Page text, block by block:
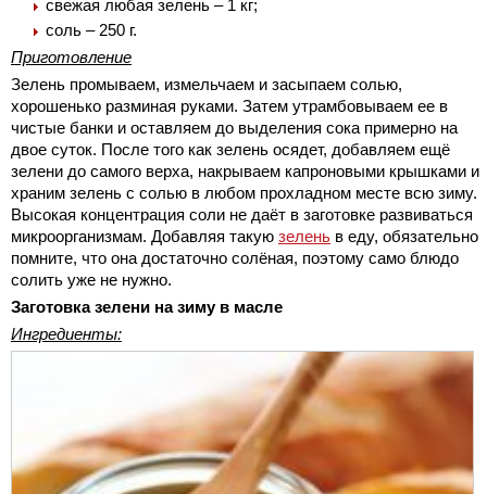
свежая любая зелень – 1 кг;
соль – 250 г.
Приготовление
Зелень промываем, измельчаем и засыпаем солью,
хорошенько разминая руками. Затем утрамбовываем ее в
чистые банки и оставляем до выделения сока примерно на
двое суток. После того как зелень осядет, добавляем ещё
зелени до самого верха, накрываем капроновыми крышками и
храним зелень с солью в любом прохладном месте всю зиму.
Высокая концентрация соли не даёт в заготовке развиваться
микроорганизмам. Добавляя такую зелень в еду, обязательно
помните, что она достаточно солёная, поэтому само блюдо
солить уже не нужно.
Заготовка зелени на зиму в масле
Ингредиенты: